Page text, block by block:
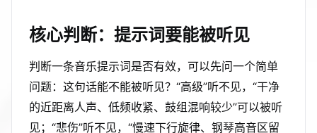
核心判断：提示词要能被听见
判断一条音乐提示词是否有效，可以先问一个简单
问题：这句话能不能被听见？“高级”听不见，“干净
的近距离人声、低频收紧、鼓组混响较少”可以被听
见；“悲伤”听不见，“慢速下行旋律、钢琴高音区留